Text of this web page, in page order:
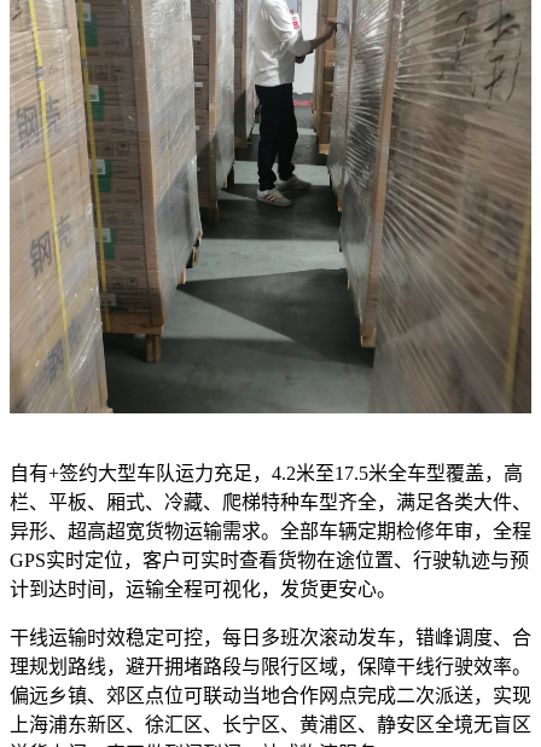
自有+签约大型车队运力充足，4.2米至17.5米全车型覆盖，高
栏、平板、厢式、冷藏、爬梯特种车型齐全，满足各类大件、
异形、超高超宽货物运输需求。全部车辆定期检修年审，全程
GPS实时定位，客户可实时查看货物在途位置、行驶轨迹与预
计到达时间，运输全程可视化，发货更安心。
干线运输时效稳定可控，每日多班次滚动发车，错峰调度、合
理规划路线，避开拥堵路段与限行区域，保障干线行驶效率。
偏远乡镇、郊区点位可联动当地合作网点完成二次派送，实现
上海浦东新区、徐汇区、长宁区、黄浦区、静安区全境无盲区